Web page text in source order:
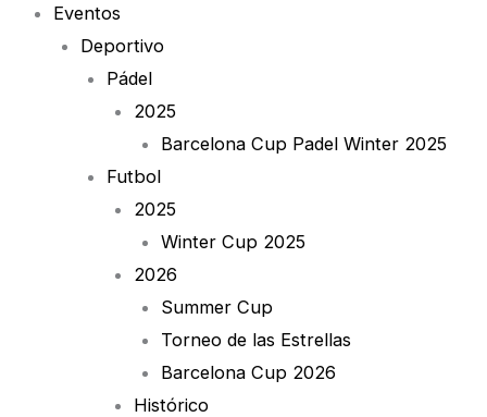
Eventos
Deportivo
Pádel
2025
Barcelona Cup Padel Winter 2025
Futbol
2025
Winter Cup 2025
2026
Summer Cup
Torneo de las Estrellas
Barcelona Cup 2026
Histórico